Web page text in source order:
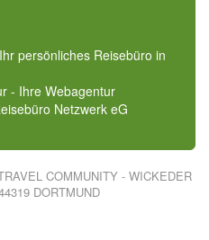
persönliches Reisebüro in
- Ihre Webagentur
Netzwerk eG
COMMUNITY - WICKEDER
DORTMUND